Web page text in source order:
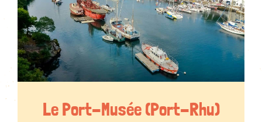
Le Port-Musée (Port-Rhu)